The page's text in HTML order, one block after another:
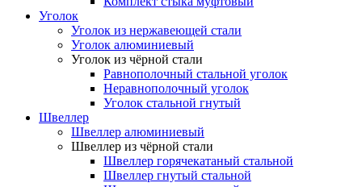
Уголок
Уголок из нержавеющей стали
Уголок алюминиевый
Уголок из чёрной стали
Равнополочный стальной уголок
Неравнополочный уголок
Уголок стальной гнутый
Швеллер
Швеллер алюминиевый
Швеллер из чёрной стали
Швеллер горячекатаный стальной
Швеллер гнутый стальной